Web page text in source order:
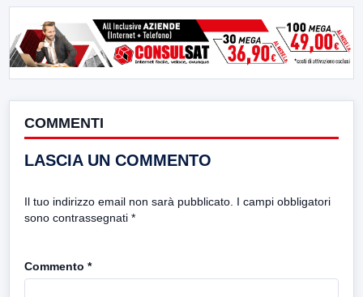
COMMENTI
LASCIA UN COMMENTO
Il tuo indirizzo email non sarà pubblicato. I campi obbligatori
sono contrassegnati *
Commento *